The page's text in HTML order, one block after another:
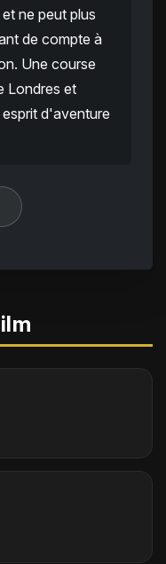
ne peut plus
de compte à
Une course
Londres et
d'aventure